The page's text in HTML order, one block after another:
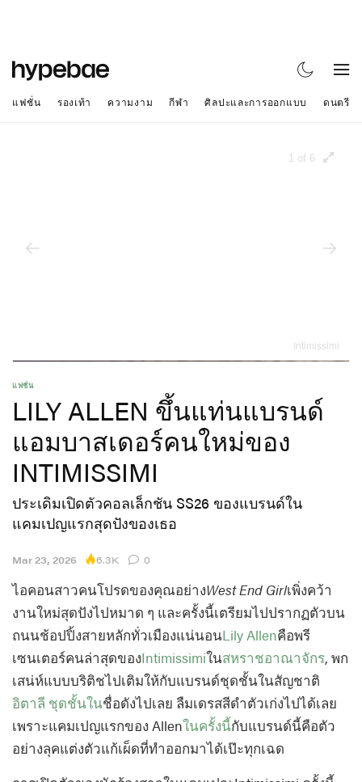
แฟชั่น รองเท้า ความงาม กีฬา ศิลปะและการออกแบบ ดนตรี
1 of 6
Intimissimi
แฟชั่น
LILY ALLEN ขึ้นแท่นแบรนด์
แอมบาสเดอร์คนใหม่ของ
INTIMISSIMI
ประเดิมเปิดตัวคอลเล็กชัน SS26 ของแบรนด์ใน
แคมเปญแรกสุดปังของเธอ
Mar 23, 2026 6.3K 0
ไอคอนสาวคนโปรดของคุณอย่างWest End Girlเพิ่งคว้า
งานใหม่สุดปังไปหมาด ๆ และครั้งนี้เตรียมไปปรากฏตัวบน
ถนนช้อปปิ้งสายหลักทั่วเมืองแน่นอนLily Allenคือพรี
เซนเตอร์คนล่าสุดของIntimissimiในสหราชอาณาจักร, พก
เสน่ห์แบบบริติชไปเติมให้กับแบรนด์ชุดชั้นในสัญชาติ
อิตาลี ชุดชั้นในชื่อดังไปเลย ลืมเดรสสีดำตัวเก่งไปได้เลย
เพราะแคมเปญแรกของ Allenในครั้งนี้กับแบรนด์นี้คือตัว
อย่างลุคแต่งตัวแก้เผ็ดที่ทำออกมาได้เป๊ะทุกเฉด